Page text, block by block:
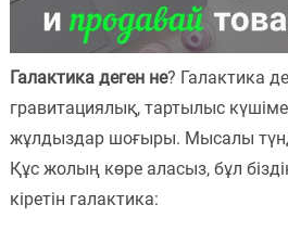
Ағылшынша-
қазақша
сөздік
Пәндер
Тіркелу
Галактика деген не? Галактика
гравитациялық, тартылыс
жұлдыздар шоғыры. Мысалы
Құс жолың көре аласыз, бұл
кіретін галактика: